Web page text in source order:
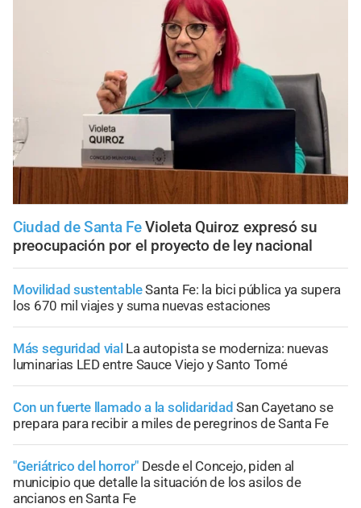
Ciudad de Santa Fe Violeta Quiroz expresó su
preocupación por el proyecto de ley nacional
Movilidad sustentableSanta Fe: la bici pública ya supera
los 670 mil viajes y suma nuevas estaciones
Más seguridad vial La autopista se moderniza: nuevas
luminarias LED entre Sauce Viejo y Santo Tomé
Con un fuerte llamado a la solidaridad San Cayetano se
prepara para recibir a miles de peregrinos de Santa Fe
"Geriátrico del horror" Desde el Concejo, piden al
municipio que detalle la situación de los asilos de
ancianos en Santa Fe